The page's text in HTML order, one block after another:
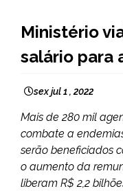
NOTÍCIAS
Ministério
salário para
sex jul 1 , 2022
Mais de 280 mil
combate a
serão beneficiados
o aumento da
liberam R$ 2,2